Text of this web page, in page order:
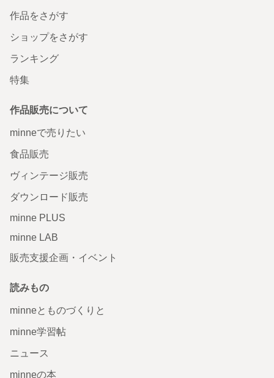
作品をさがす
ショップをさがす
ランキング
特集
作品販売について
minneで売りたい
食品販売
ヴィンテージ販売
ダウンロード販売
minne PLUS
minne LAB
販売支援企画・イベント
読みもの
minneとものづくりと
minne学習帖
ニュース
minneの本